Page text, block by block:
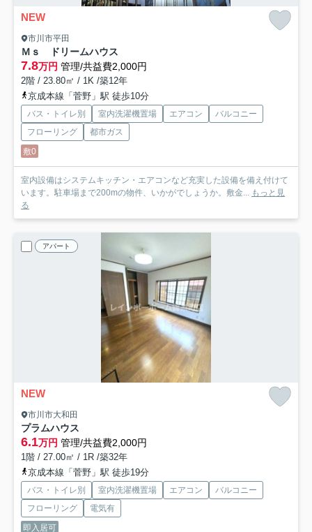
NEW
市川市平田
Ｍｓ ドリームハウス
7.8万円 管理/共益費2,000円
2階 / 23.80㎡ / 1K /築12年
京成本線「菅野」駅 徒歩10分
バス・トイレ別 室内洗濯機置場 エアコン
バルコニー
フローリング
都市ガス
敷0
室内設備はシステムキッチン・エアコンなど充実した設備を備え付けて
います。駐車場まで200mの物件、いかがでしょうか。敷金... もっと見
る
アパート
NEW
市川市大和田
プラムハウス
6.1万円 管理/共益費2,000円
1階 / 27.00㎡ / 1R /築32年
京成本線「菅野」駅 徒歩19分
バス・トイレ別 室内洗濯機置場 エアコン
バルコニー
フローリング
電気有
即入居可